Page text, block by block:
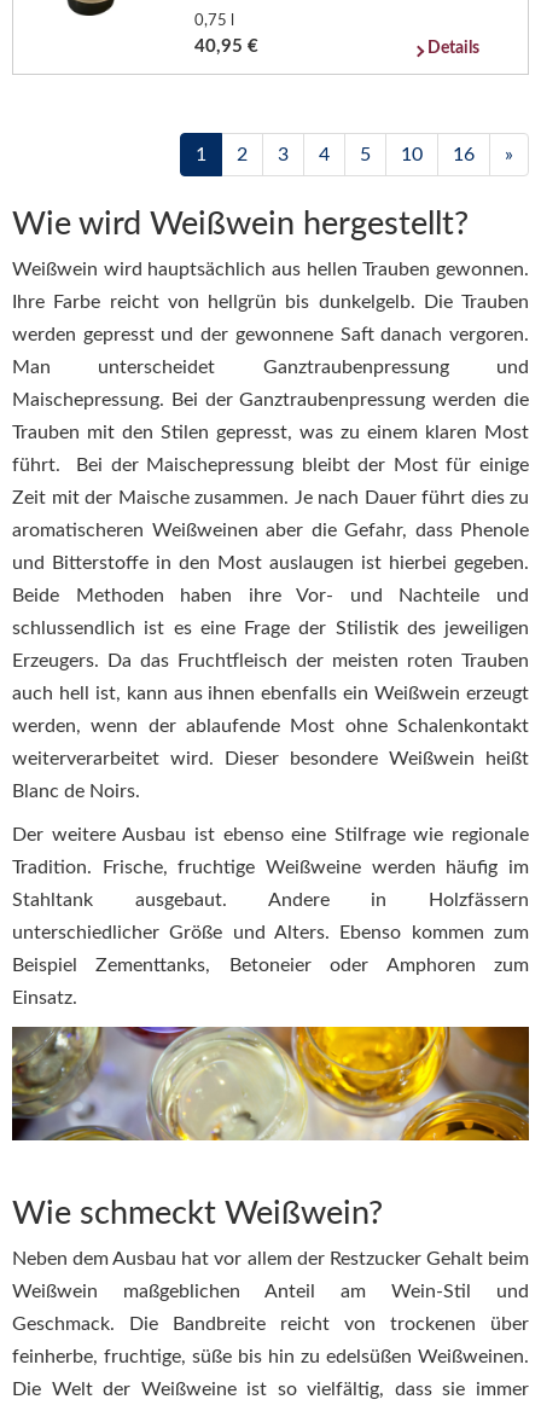
0,75 l
40,95 € Details
1 2 3 4 5 10 16 »
Wie wird Weißwein hergestellt?
Weißwein wird hauptsächlich aus hellen Trauben gewonnen.
Ihre Farbe reicht von hellgrün bis dunkelgelb. Die Trauben
werden gepresst und der gewonnene Saft danach vergoren.
Man unterscheidet Ganztraubenpressung und
Maischepressung. Bei der Ganztraubenpressung werden die
Trauben mit den Stilen gepresst, was zu einem klaren Most
führt. Bei der Maischepressung bleibt der Most für einige
Zeit mit der Maische zusammen. Je nach Dauer führt dies zu
aromatischeren Weißweinen aber die Gefahr, dass Phenole
und Bitterstoffe in den Most auslaugen ist hierbei gegeben.
Beide Methoden haben ihre Vor- und Nachteile und
schlussendlich ist es eine Frage der Stilistik des jeweiligen
Erzeugers. Da das Fruchtfleisch der meisten roten Trauben
auch hell ist, kann aus ihnen ebenfalls ein Weißwein erzeugt
werden, wenn der ablaufende Most ohne Schalenkontakt
weiterverarbeitet wird. Dieser besondere Weißwein heißt
Blanc de Noirs.
Der weitere Ausbau ist ebenso eine Stilfrage wie regionale
Tradition. Frische, fruchtige Weißweine werden häufig im
Stahltank ausgebaut. Andere in Holzfässern
unterschiedlicher Größe und Alters. Ebenso kommen zum
Beispiel Zementtanks, Betoneier oder Amphoren zum
Einsatz.
Wie schmeckt Weißwein?
Neben dem Ausbau hat vor allem der Restzucker Gehalt beim
Weißwein maßgeblichen Anteil am Wein-Stil und
Geschmack. Die Bandbreite reicht von trockenen über
feinherbe, fruchtige, süße bis hin zu edelsüßen Weißweinen.
Die Welt der Weißweine ist so vielfältig, dass sie immer